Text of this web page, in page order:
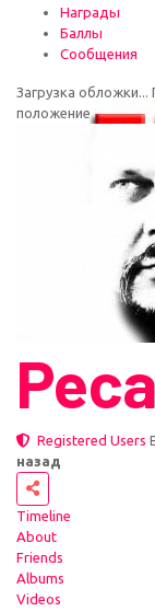
Награды
Баллы
Сообщения
Загрузка обложки...
положение
Registered Users
назад
Timeline
About
Friends
Albums
Videos